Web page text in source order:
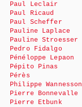
Paul Leclair
Paul Ricaud
Paul Scheffer
Pauline Laplace
Pauline Stroesser
Pedro Fidalgo
Pénéloppe Lepaon
Pépito Pinas
Pérès
Philippe Wannesson
Pierre Bonnevalle
Pierre Etbunk